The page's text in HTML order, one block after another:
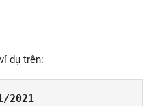
dụ trên:
2021